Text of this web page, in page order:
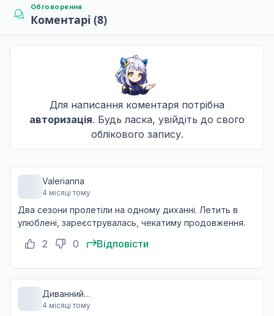
8 Хризантема та персик
01 бер. 2026
Майстер і студент
Ефемерність і Вогонь
23 бер. 2026
+2
Завершення та початки
+2
Обговорення
Коментарі (8)
Для написання коментаря потрібна
авторизація. Будь ласка, увійдіть до свого
облікового запису.
Valerianna
4 місяці тому
Два сезони пролетіли на одному диханні. Летить в
улюблені, зареєструвалась, чекатиму продовження.
2 0 Відповісти
Диванний
Філософ
4 місяці тому